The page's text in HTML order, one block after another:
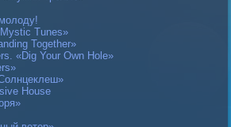
Tunes»
Together»
«Dig Your Own Hole»
House